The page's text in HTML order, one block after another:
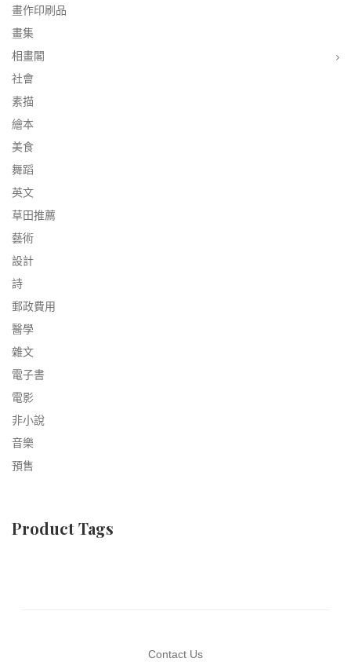
畫作印刷品
畫集
相畫閣
社會
素描
繪本
美食
舞蹈
英文
草田推薦
藝術
設計
詩
郵政費用
醫學
雜文
電子書
電影
非小說
音樂
預售
Product Tags
Contact Us